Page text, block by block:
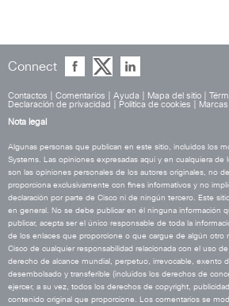
Connect
Contactos Comentarios Ayuda Mapa del sitio
Declaración de privacidad
Política de cookies
Nota legal
Algunas personas que publican en este sitio, incluidos los
Systems. Las opiniones expresadas aquí y en cualquiera
son las opiniones personales de los autores originales, no
proporciona exclusivamente con fines informativos y no
declaración por parte de Cisco ni de ningún tercero. Este
en general. No se debe publicar en él ninguna información
publicar, acepta ser el único responsable de toda la
de los enlaces que proporcione o que cargue de algún otro
Cisco de cualquier responsabilidad relacionada con el uso
derecho de alcance mundial, perpetuo, irrevocable, exento
desembolsado y transferible (incluidos los derechos de
ejercer, a su vez, todos los derechos de copyright,
contenido original que proporcione. Los comentarios se